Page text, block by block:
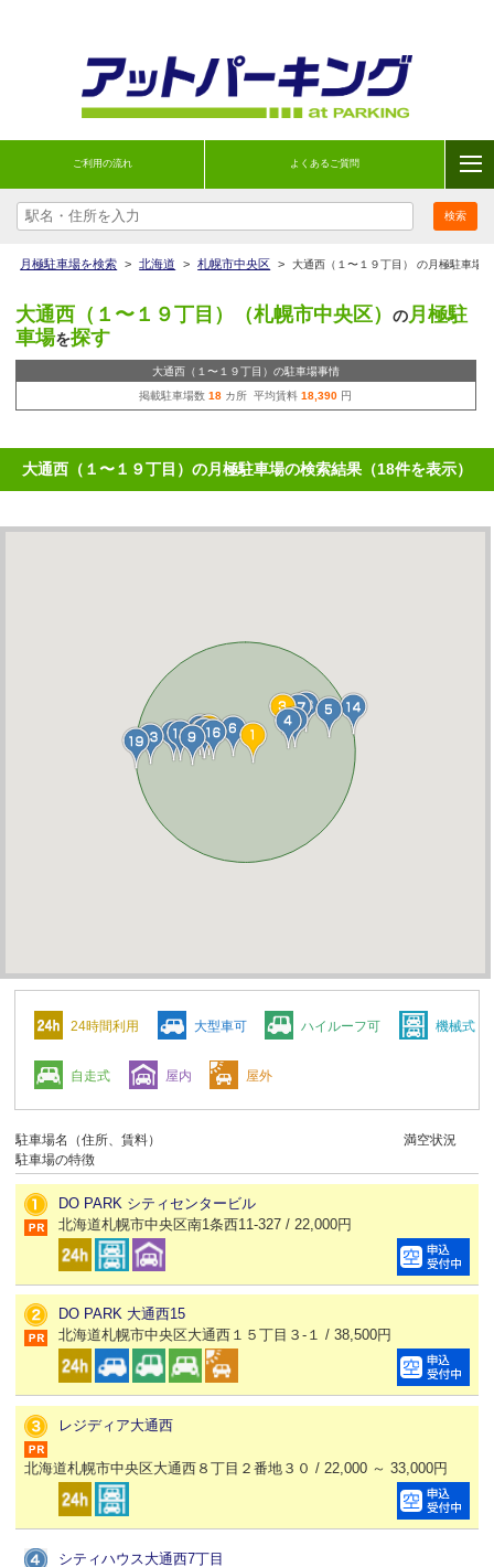
ご利用の流れ よくあるご質問
月極駐車場を検索 > 北海道 > 札幌市中央区 > 大通西（１〜１９丁目） の月極駐車場
大通西（１〜１９丁目）（札幌市中央区） の月極駐
車場を探す
大通西（１〜１９丁目）の駐車場事情
掲載駐車場数18 カ所 平均賃料18,390 円
大通西（１〜１９丁目）の月極駐車場の検索結果（18件を表示）
24時間利用 大型車可 ハイルーフ可 機械式
自走式 屋内 屋外
駐車場名（住所、賃料）
駐車場の特徴
満空状況
DO PARK シティセンタービル
北海道札幌市中央区南1条西11-327 / 22,000円
DO PARK 大通西15
北海道札幌市中央区大通西１５丁目３-１ / 38,500円
レジディア大通西
北海道札幌市中央区大通西８丁目２番地３０ / 22,000 ～ 33,000円
シティハウス大通西7丁目